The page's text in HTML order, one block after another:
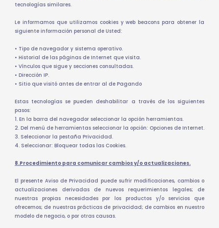
tecnologías similares.
Le informamos que utilizamos cookies y web beacons para obtener la
siguiente información personal de Usted:
• Tipo de navegador y sistema operativo.
• Historial de las páginas de Internet que visita.
• Vínculos que sigue y secciones consultadas.
• Dirección IP.
• Sitio que visitó antes de entrar al de Pagando
Estas tecnologías se pueden deshabilitar a través de los siguientes
pasos:
1. En la barra del navegador seleccionar la opción herramientas.
2. Del menú de herramientas seleccionar la opción: Opciones de Internet.
3. Seleccionar la pestaña Privacidad.
4. Seleccionar: Bloquear todas las Cookies.
8.Procedimiento para comunicar cambios y/o actualizaciones.
El presente Aviso de Privacidad puede sufrir modificaciones, cambios o
actualizaciones derivadas de nuevos requerimientos legales; de
nuestras propias necesidades por los productos y/o servicios que
ofrecemos; de nuestras prácticas de privacidad; de cambios en nuestro
modelo de negocio, o por otras causas.